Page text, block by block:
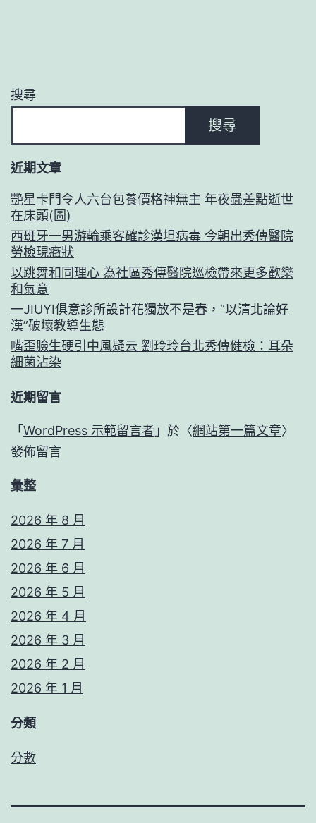
搜尋
搜尋
近期文章
艷星卡門令人六台包養價格神無主 年夜蟲差點逝世
在床頭(圖)
西班牙一男游輪乘客確診漢坦病毒 今朝出秀傳醫院
勞檢現癥狀
以跳舞和同理心 為社區秀傳醫院巡檢帶來更多歡樂
和氣意
一JIUYI俱意診所設計花獨放不是春，“以清北論好
漢”破壞教導生態
嘴歪臉生硬引中風疑云 劉玲玲台北秀傳健檢：耳朵
細菌沾染
近期留言
「 WordPress 示範留言者 」於〈網站第一篇文章〉
發佈留言
彙整
2026 年 8 月
2026 年 7 月
2026 年 6 月
2026 年 5 月
2026 年 4 月
2026 年 3 月
2026 年 2 月
2026 年 1 月
分類
分數